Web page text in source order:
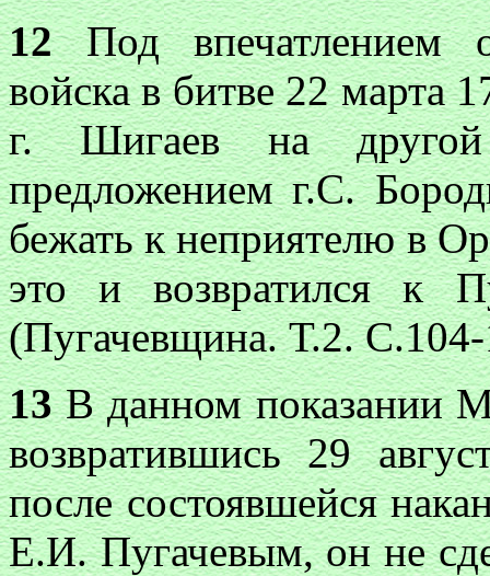
12Под впечатлением
войска в битве 22 марта
г. Шигаев на
предложением г.С.
бежать к неприятелю в
это и возвратился к
(Пугачевщина. Т.2.
13В данном показании
возвратившись 29
после состоявшейся
Е.И. Пугачевым, он не